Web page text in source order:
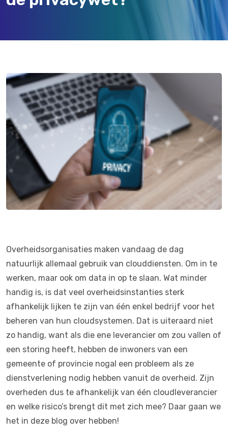
Overheidsorganisaties maken vandaag de dag
natuurlijk allemaal gebruik van clouddiensten. Om in te
werken, maar ook om data in op te slaan. Wat minder
handig is, is dat veel overheidsinstanties sterk
afhankelijk lijken te zijn van één enkel bedrijf voor het
beheren van hun cloudsystemen. Dat is uiteraard niet
zo handig, want als die ene leverancier om zou vallen of
een storing heeft, hebben de inwoners van een
gemeente of provincie nogal een probleem als ze
dienstverlening nodig hebben vanuit de overheid. Zijn
overheden dus te afhankelijk van één cloudleverancier
en welke risico’s brengt dit met zich mee? Daar gaan we
het in deze blog over hebben!